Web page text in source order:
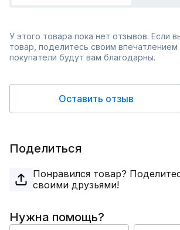
У этого товара пока нет отзывов. Если
товар, поделитесь своим
покупатели будут вам благодарны.
Оставить отзыв
Поделиться
Понравился товар?
своими друзьями!
Нужна помощь?